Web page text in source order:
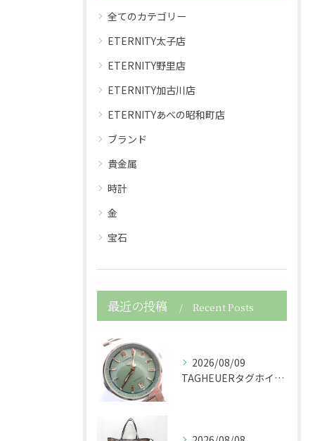
全てのカテゴリー
ETERNITY太子店
ETERNITY野里店
ETERNITY加古川店
ETERNITYあべの昭和町店
ブランド
貴金属
時計
金
宝石
最近の投稿 Recent Posts
2026/08/09
TAGHEUERタグホイヤーの時計カレラWBN2312自動巻...